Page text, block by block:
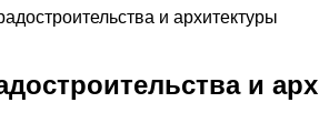
и архитектуры
и